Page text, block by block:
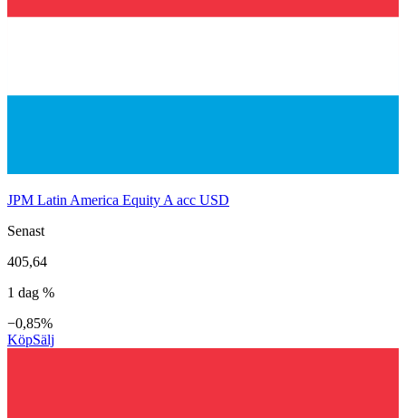
JPM Latin America Equity A acc USD
Senast
405,64
1 dag %
−0,85%
KöpSälj